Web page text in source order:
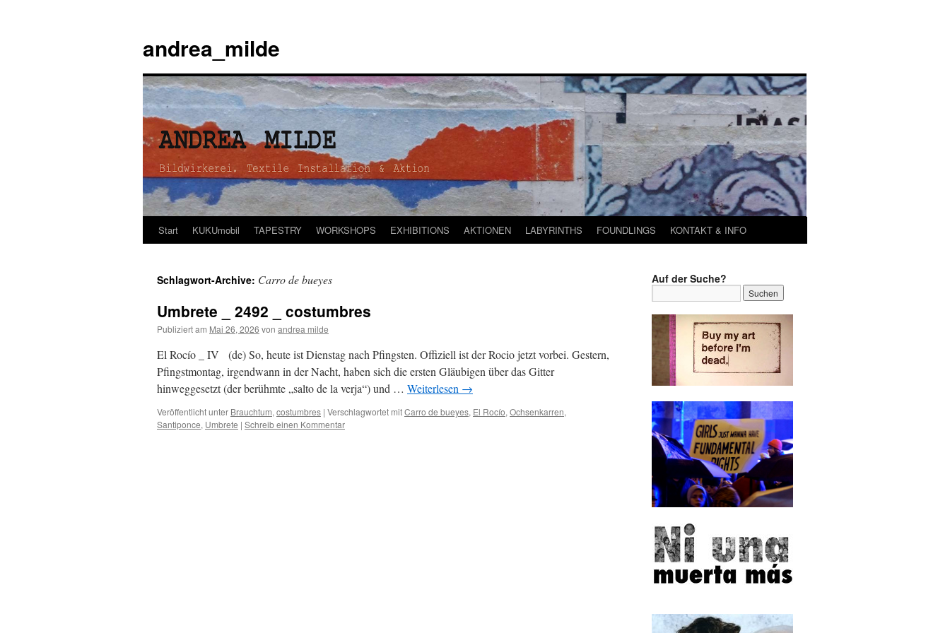
andrea_milde
Zum
springen
Start KUKUmobil TAPESTRY WORKSHOPS EXHIBITIONS AKTIONEN LABYRINTHS FOUNDLINGS KONTAKT & INFO
Schlagwort-Archive: Carro de bueyes
Umbrete _ 2492 _ costumbres
Publiziert am Mai 26, 2026 von andrea milde
El Rocío _ IV (de) So, heute ist Dienstag nach Pfingsten. Offiziell ist der Rocio jetzt vorbei. Gestern,
Pfingstmontag, irgendwann in der Nacht, haben sich die ersten Gläubigen über das Gitter
hinweggesetzt (der berühmte „salto de la verja“) und … Weiterlesen →
Veröffentlicht unter Brauchtum, costumbres | Verschlagwortet mitCarro de bueyes, El Rocío, Ochsenkarren,
Santiponce, Umbrete | Schreib einen Kommentar
Auf der Suche?